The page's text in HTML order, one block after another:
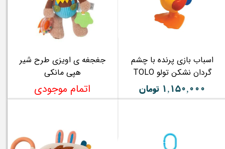
اسباب بازی پرنده با چشم
گردان نشکن تولو TOLO
۱,۱۵۰,۰۰۰ تومان
جغجغه ی اویزی طرح شیر
هپی مانکی
اتمام موجودی